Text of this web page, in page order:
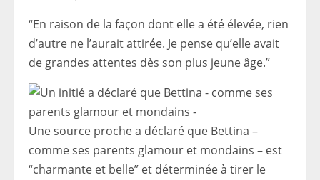
“En raison de la façon dont elle a été élevée, rien
d’autre ne l’aurait attirée. Je pense qu’elle avait
de grandes attentes dès son plus jeune âge.”
Une source proche a déclaré que Bettina –
comme ses parents glamour et mondains – est
“charmante et belle” et déterminée à tirer le